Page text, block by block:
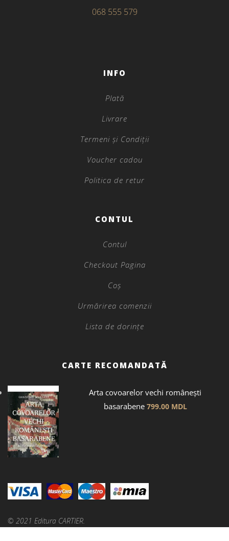
068 555 579
INFO
Plată
Livrare
Termeni și Condiții
Voucher cadou
Politica de retur
CONTUL
Contul
Checkout Pagina
Coș
Urmărirea comenzii
Lista de dorințe
CARTE RECOMANDATĂ
Arta covoarelor vechi românești
basarabene 799.00 MDL
© 2021 Editura CARTIER.